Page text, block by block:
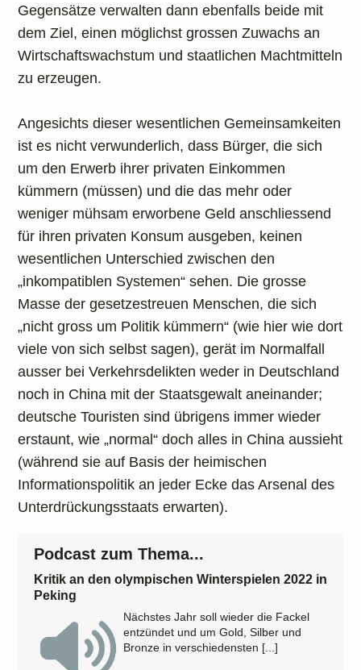
Gegensätze verwalten dann ebenfalls beide mit
dem Ziel, einen möglichst grossen Zuwachs an
Wirtschaftswachstum und staatlichen Machtmitteln
zu erzeugen.
Angesichts dieser wesentlichen Gemeinsamkeiten
ist es nicht verwunderlich, dass Bürger, die sich
um den Erwerb ihrer privaten Einkommen
kümmern (müssen) und die das mehr oder
weniger mühsam erworbene Geld anschliessend
für ihren privaten Konsum ausgeben, keinen
wesentlichen Unterschied zwischen den
„inkompatiblen Systemen“ sehen. Die grosse
Masse der gesetzestreuen Menschen, die sich
„nicht gross um Politik kümmern“ (wie hier wie dort
viele von sich selbst sagen), gerät im Normalfall
ausser bei Verkehrsdelikten weder in Deutschland
noch in China mit der Staatsgewalt aneinander;
deutsche Touristen sind übrigens immer wieder
erstaunt, wie „normal“ doch alles in China aussieht
(während sie auf Basis der heimischen
Informationspolitik an jeder Ecke das Arsenal des
Unterdrückungsstaats erwarten).
Podcast zum Thema...
Kritik an den olympischen Winterspielen 2022 in
Peking
Nächstes Jahr soll wieder die Fackel
entzündet und um Gold, Silber und
Bronze in verschiedensten [...]